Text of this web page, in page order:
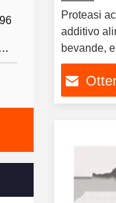
JINTANG BESTWAY TECHNOLOGY CO
Proteasi
additivo
bevande,
bevande